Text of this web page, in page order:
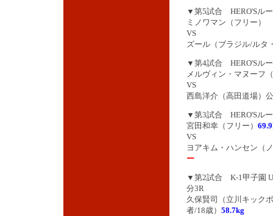
▼第5試合 HERO'Sル
ミノワマン（フリー）
VS
ズール（ブラジル/ルタ
▼第4試合 HERO'Sル
メルヴィン・マヌーフ
VS
西島洋介（高田道場）
▼第3試合 HERO'S
宮田和幸（フリー）
VS
ヨアキム・ハンセン（
ー
▼第2試合 K-1甲子園
分3R
久保賢司（立川キック
者/18歳） 58.7kg